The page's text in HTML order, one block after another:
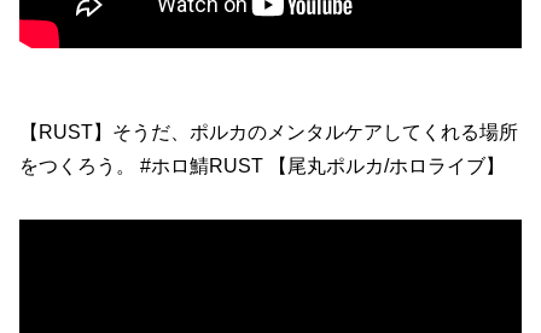
【RUST】そうだ、ポルカのメンタルケアしてくれる場所
をつくろう。 #ホロ鯖RUST 【尾丸ポルカ/ホロライブ】